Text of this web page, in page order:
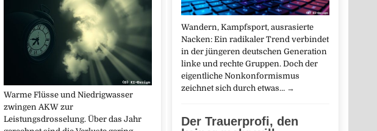
Wandern, Kampfsport, ausrasierte
Nacken: Ein radikaler Trend verbindet
in der jüngeren deutschen Generation
linke und rechte Gruppen. Doch der
eigentliche Nonkonformismus
zeichnet sich durch etwas… →
Der Trauerprofi, den
Warme Flüsse und Niedrigwasser
zwingen AKW zur
Leistungsdrosselung. Über das Jahr